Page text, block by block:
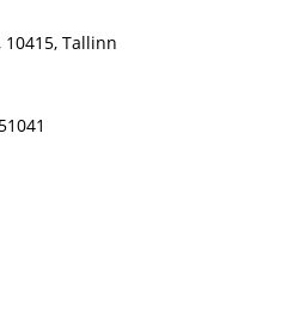
10415, Tallinn